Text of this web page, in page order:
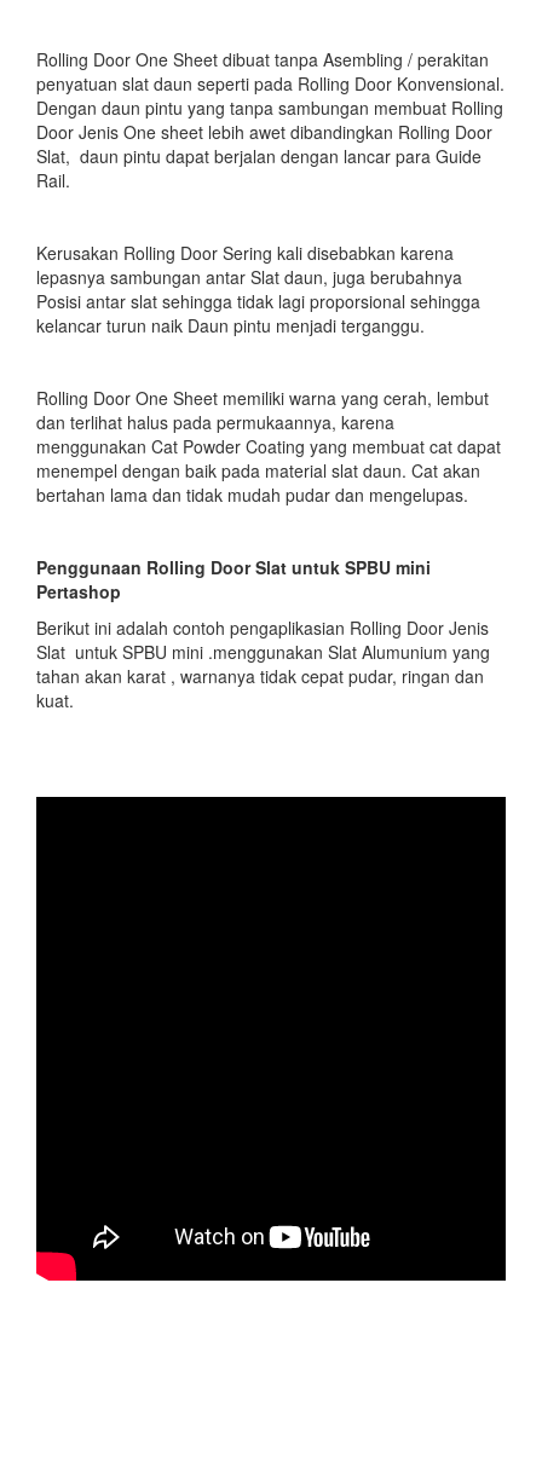
Rolling Door One Sheet dibuat tanpa Asembling / perakitan
penyatuan slat daun seperti pada Rolling Door Konvensional.
Dengan daun pintu yang tanpa sambungan membuat Rolling
Door Jenis One sheet lebih awet dibandingkan Rolling Door
Slat, daun pintu dapat berjalan dengan lancar para Guide
Rail.
Kerusakan Rolling Door Sering kali disebabkan karena
lepasnya sambungan antar Slat daun, juga berubahnya
Posisi antar slat sehingga tidak lagi proporsional sehingga
kelancar turun naik Daun pintu menjadi terganggu.
Rolling Door One Sheet memiliki warna yang cerah, lembut
dan terlihat halus pada permukaannya, karena
menggunakan Cat Powder Coating yang membuat cat dapat
menempel dengan baik pada material slat daun. Cat akan
bertahan lama dan tidak mudah pudar dan mengelupas.
Penggunaan Rolling Door Slat untuk SPBU mini
Pertashop
Berikut ini adalah contoh pengaplikasian Rolling Door Jenis
Slat untuk SPBU mini .menggunakan Slat Alumunium yang
tahan akan karat , warnanya tidak cepat pudar, ringan dan
kuat.